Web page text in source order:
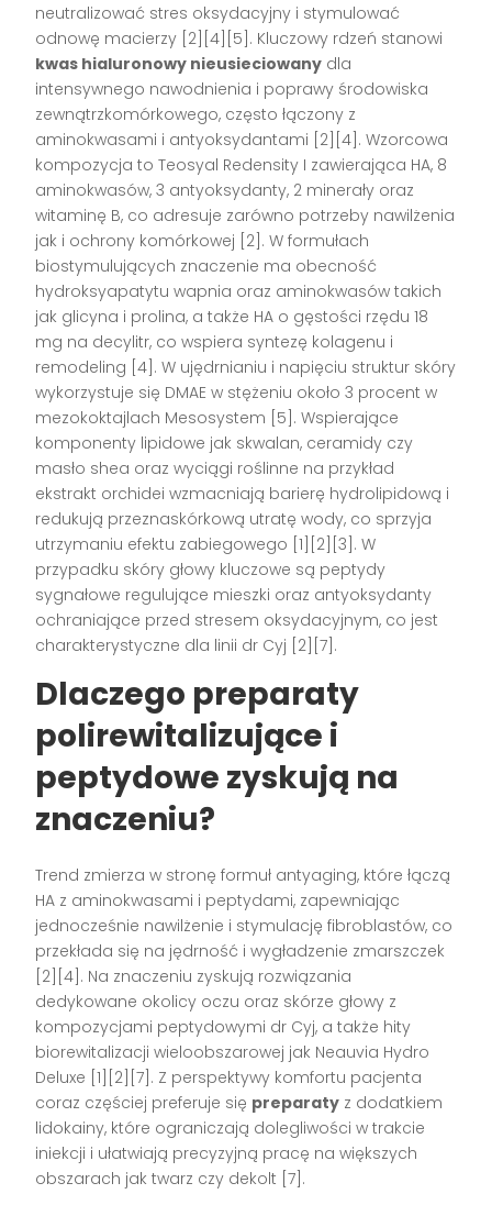
neutralizować stres oksydacyjny i stymulować
odnowę macierzy [2][4][5]. Kluczowy rdzeń stanowi
kwas hialuronowy nieusieciowany dla
intensywnego nawodnienia i poprawy środowiska
zewnątrzkomórkowego, często łączony z
aminokwasami i antyoksydantami [2][4]. Wzorcowa
kompozycja to Teosyal Redensity I zawierająca HA, 8
aminokwasów, 3 antyoksydanty, 2 minerały oraz
witaminę B, co adresuje zarówno potrzeby nawilżenia
jak i ochrony komórkowej [2]. W formułach
biostymulujących znaczenie ma obecność
hydroksyapatytu wapnia oraz aminokwasów takich
jak glicyna i prolina, a także HA o gęstości rzędu 18
mg na decylitr, co wspiera syntezę kolagenu i
remodeling [4]. W ujędrnianiu i napięciu struktur skóry
wykorzystuje się DMAE w stężeniu około 3 procent w
mezokoktajlach Mesosystem [5]. Wspierające
komponenty lipidowe jak skwalan, ceramidy czy
masło shea oraz wyciągi roślinne na przykład
ekstrakt orchidei wzmacniają barierę hydrolipidową i
redukują przeznaskórkową utratę wody, co sprzyja
utrzymaniu efektu zabiegowego [1][2][3]. W
przypadku skóry głowy kluczowe są peptydy
sygnałowe regulujące mieszki oraz antyoksydanty
ochraniające przed stresem oksydacyjnym, co jest
charakterystyczne dla linii dr Cyj [2][7].
Dlaczego preparaty
polirewitalizujące i
peptydowe zyskują na
znaczeniu?
Trend zmierza w stronę formuł antyaging, które łączą
HA z aminokwasami i peptydami, zapewniając
jednocześnie nawilżenie i stymulację fibroblastów, co
przekłada się na jędrność i wygładzenie zmarszczek
[2][4]. Na znaczeniu zyskują rozwiązania
dedykowane okolicy oczu oraz skórze głowy z
kompozycjami peptydowymi dr Cyj, a także hity
biorewitalizacji wieloobszarowej jak Neauvia Hydro
Deluxe [1][2][7]. Z perspektywy komfortu pacjenta
coraz częściej preferuje się preparaty z dodatkiem
lidokainy, które ograniczają dolegliwości w trakcie
iniekcji i ułatwiają precyzyjną pracę na większych
obszarach jak twarz czy dekolt [7].